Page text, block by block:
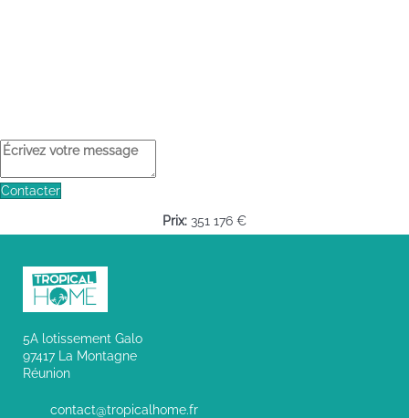
Contacter
Prix: 351 176 €
5A lotissement Galo
97417 La Montagne
Réunion
contact@tropicalhome.fr